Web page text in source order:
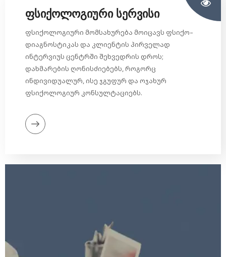
ფსიქოლოგიური სერვისი
ფსიქოლოგიური მომსახურება მოიცავს ფსიქო–
დიაგნოსტიკას და კლიენტის პირველად
ინტერვიუს ცენტრში შეხვედრის დროს;
დახმარების ღონისძიებებს, როგორც
ინდივიდუალურ, ისე ჯგუფურ და ოჯახურ
ფსიქოლოგიურ კონსულტაციებს.